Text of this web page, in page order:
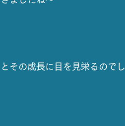
その成長に目を見栄るのでし